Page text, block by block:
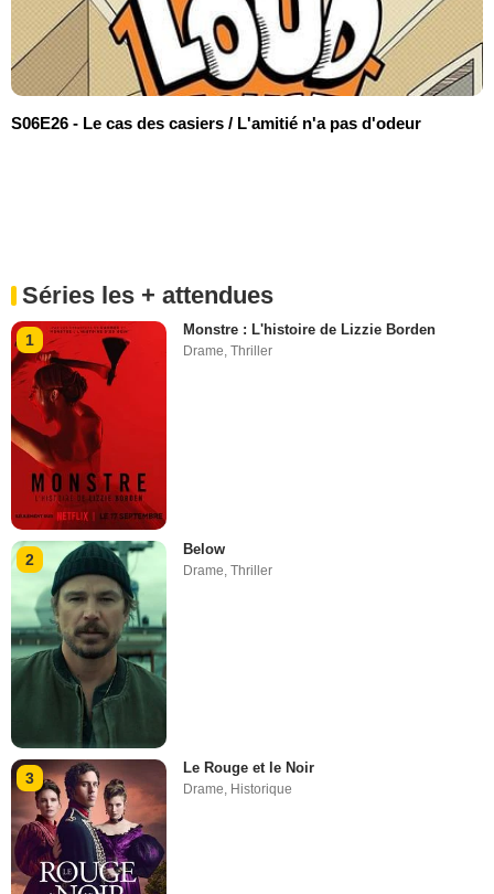
S06E26 - Le cas des casiers / L'amitié n'a pas d'odeur
Séries les + attendues
1
Monstre : L'histoire de Lizzie Borden
Drame,Thriller
2
Below
Drame ,Thriller
3
Le Rouge et le Noir
Drame, Historique